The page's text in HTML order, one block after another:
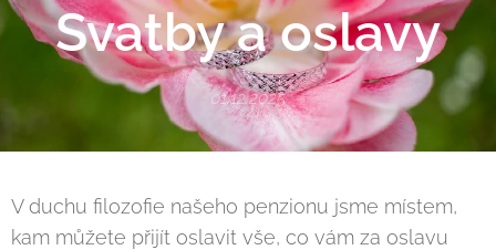
Svatby a oslavy
01.12.2025
V duchu filozofie našeho penzionu jsme místem,
kam můžete přijít oslavit vše, co vám za oslavu